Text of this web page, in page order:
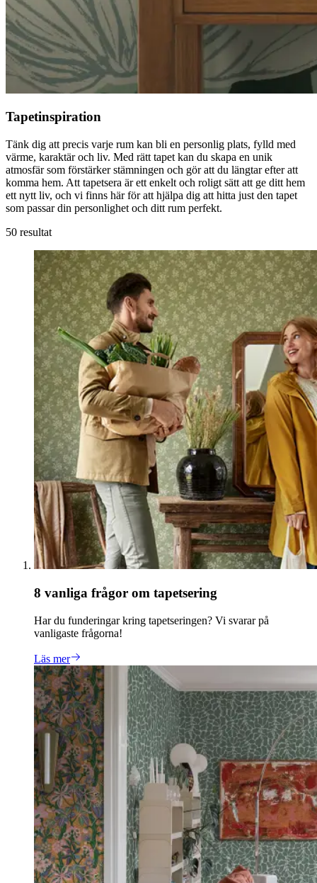
Tapetinspiration
Tänk dig att precis varje rum kan bli en personlig plats, fylld med
värme, karaktär och liv. Med rätt tapet kan du skapa en unik
atmosfär som förstärker stämningen och gör att du längtar efter att
komma hem. Att tapetsera är ett enkelt och roligt sätt att ge ditt hem
ett nytt liv, och vi finns här för att hjälpa dig att hitta just den tapet
som passar din personlighet och ditt rum perfekt.
50 resultat
8 vanliga frågor om tapetsering
Har du funderingar kring tapetseringen? Vi svarar på
vanligaste frågorna!
Läs mer